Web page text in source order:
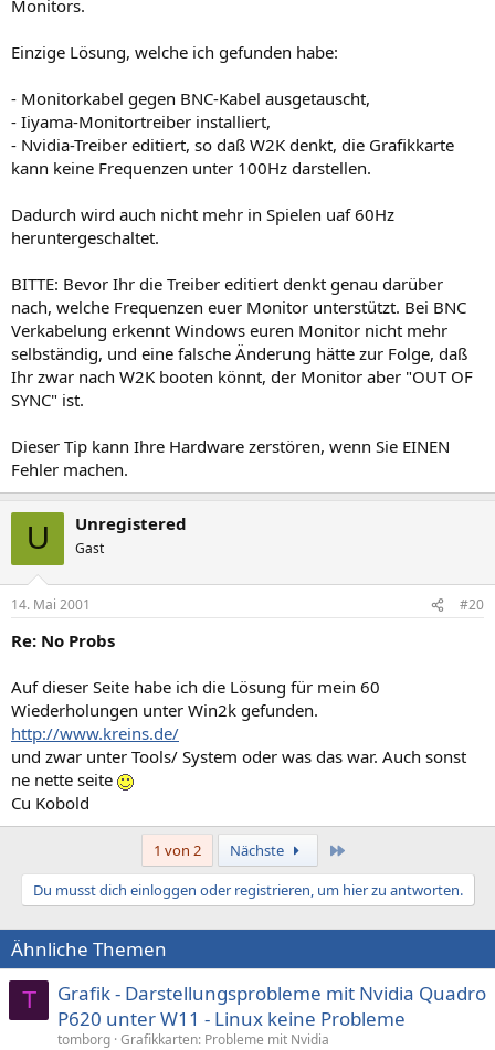
Monitors.
Einzige Lösung, welche ich gefunden habe:
- Monitorkabel gegen BNC-Kabel ausgetauscht,
- Iiyama-Monitortreiber installiert,
- Nvidia-Treiber editiert, so daß W2K denkt, die Grafikkarte
kann keine Frequenzen unter 100Hz darstellen.
Dadurch wird auch nicht mehr in Spielen uaf 60Hz
heruntergeschaltet.
BITTE: Bevor Ihr die Treiber editiert denkt genau darüber
nach, welche Frequenzen euer Monitor unterstützt. Bei BNC
Verkabelung erkennt Windows euren Monitor nicht mehr
selbständig, und eine falsche Änderung hätte zur Folge, daß
Ihr zwar nach W2K booten könnt, der Monitor aber "OUT OF
SYNC" ist.
Dieser Tip kann Ihre Hardware zerstören, wenn Sie EINEN
Fehler machen.
U Unregistered
Gast
14. Mai 2001 #20
Re: No Probs
Auf dieser Seite habe ich die Lösung für mein 60
Wiederholungen unter Win2k gefunden.
http://www.kreins.de/
und zwar unter Tools/ System oder was das war. Auch sonst
ne nette seite
Cu Kobold
1 von 2 Nächste
Du musst dich einloggen oder registrieren, um hier zu antworten.
Ähnliche Themen
T
Grafik - Darstellungsprobleme mit Nvidia Quadro
P620 unter W11 - Linux keine Probleme
tomborg Grafikkarten: Probleme mit Nvidia